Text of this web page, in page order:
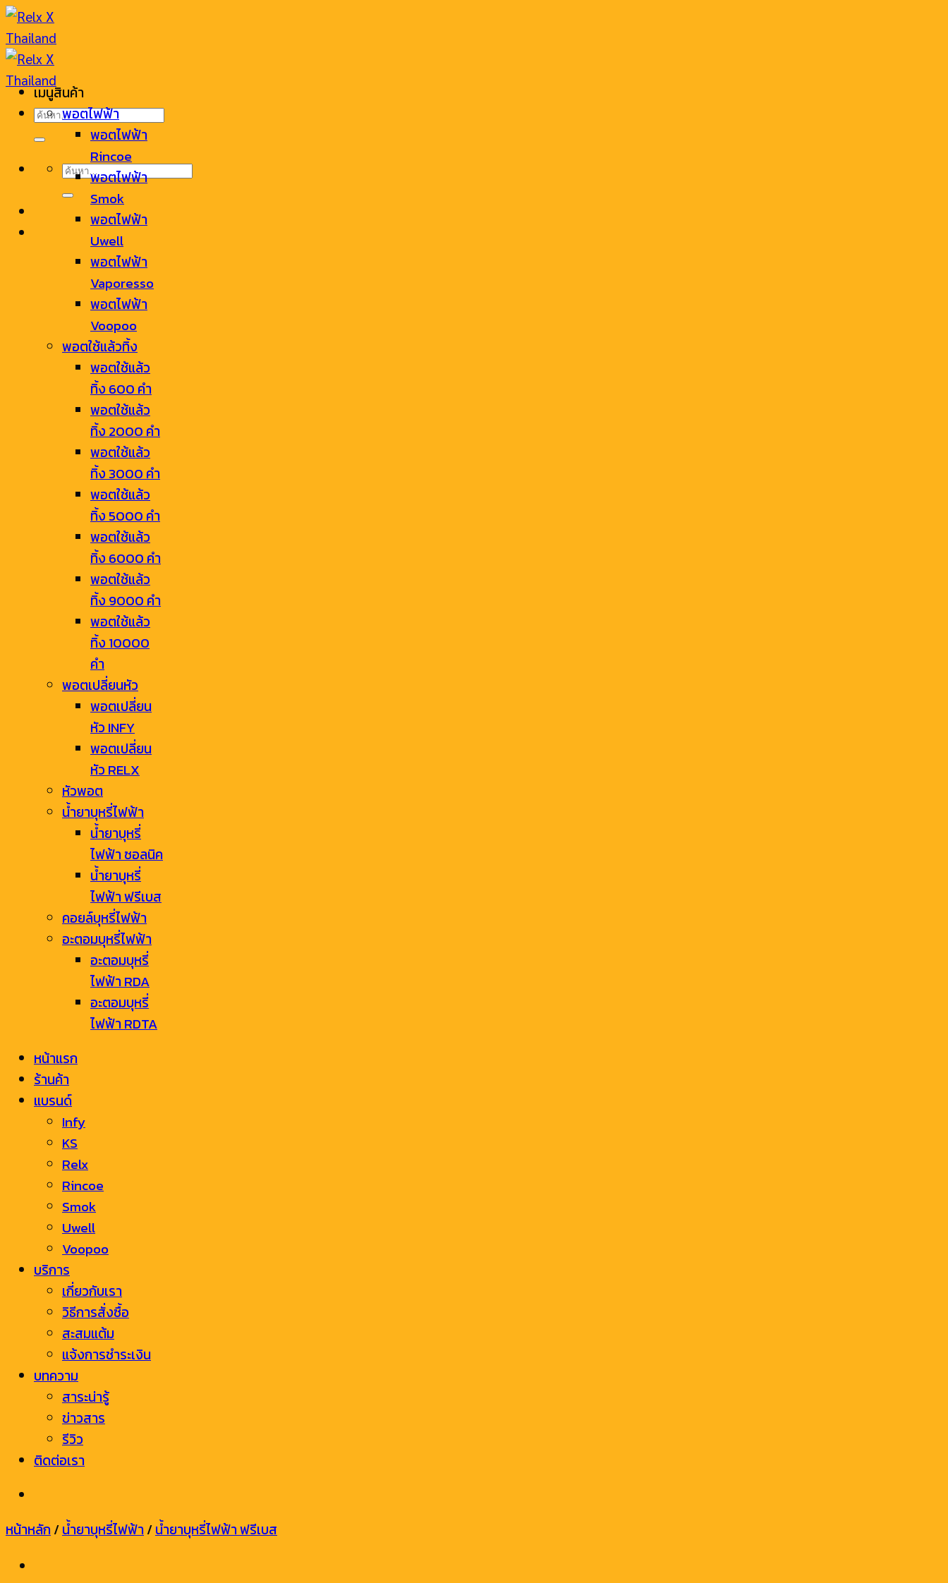
Skip
to
content
ค้นหา:
ค้นหา:
เมนูสินค้า
พอตไฟฟ้า
พอตไฟฟ้า
Rincoe
พอตไฟฟ้า
Smok
พอตไฟฟ้า
Uwell
พอตไฟฟ้า
Vaporesso
พอตไฟฟ้า
Voopoo
พอตใช้แล้วทิ้ง
พอตใช้แล้ว
ทิ้ง 600 คำ
พอตใช้แล้ว
ทิ้ง 2000 คำ
พอตใช้แล้ว
ทิ้ง 3000 คำ
พอตใช้แล้ว
ทิ้ง 5000 คำ
พอตใช้แล้ว
ทิ้ง 6000 คำ
พอตใช้แล้ว
ทิ้ง 9000 คำ
พอตใช้แล้ว
ทิ้ง 10000
คำ
พอตเปลี่ยนหัว
พอตเปลี่ยน
หัว INFY
พอตเปลี่ยน
หัว RELX
หัวพอต
น้ำยาบุหรี่ไฟฟ้า
น้ำยาบุหรี่
ไฟฟ้า ซอลนิค
น้ำยาบุหรี่
ไฟฟ้า ฟรีเบส
คอยล์บุหรี่ไฟฟ้า
อะตอมบุหรี่ไฟฟ้า
อะตอมบุหรี่
ไฟฟ้า RDA
อะตอมบุหรี่
ไฟฟ้า RDTA
หน้าแรก
ร้านค้า
แบรนด์
Infy
KS
Relx
Rincoe
Smok
Uwell
Voopoo
บริการ
เกี่ยวกับเรา
วิธีการสั่งซื้อ
สะสมแต้ม
แจ้งการชำระเงิน
บทความ
สาระน่ารู้
ข่าวสาร
รีวิว
ติดต่อเรา
หน้าหลัก/น้ำยาบุหรี่ไฟฟ้า/น้ำยาบุหรี่ไฟฟ้า ฟรีเบส